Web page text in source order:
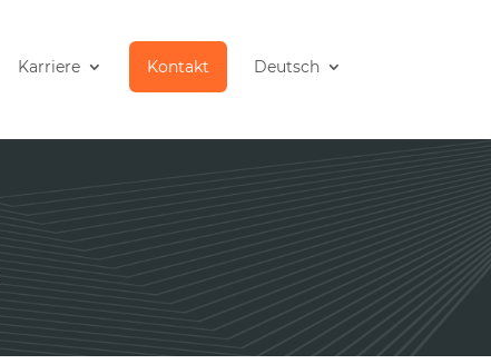
Karriere Kontakt Deutsch